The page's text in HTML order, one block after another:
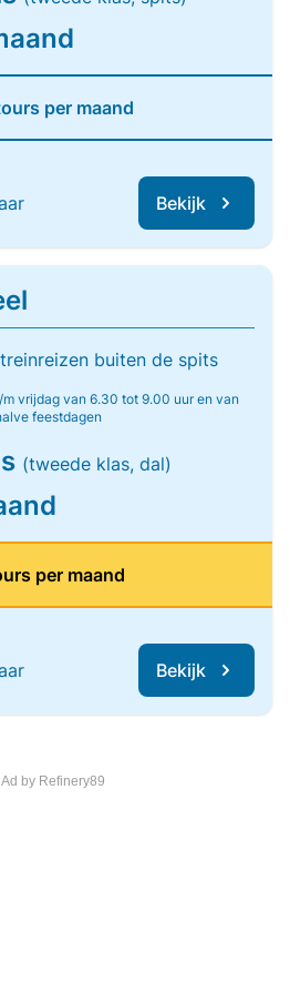
per maand
Bekijk
buiten de spits
m vrijdag van 6.30 tot 9.00 uur en van
feestdagen
(tweede klas, dal)
per maand
Bekijk
by Refinery89